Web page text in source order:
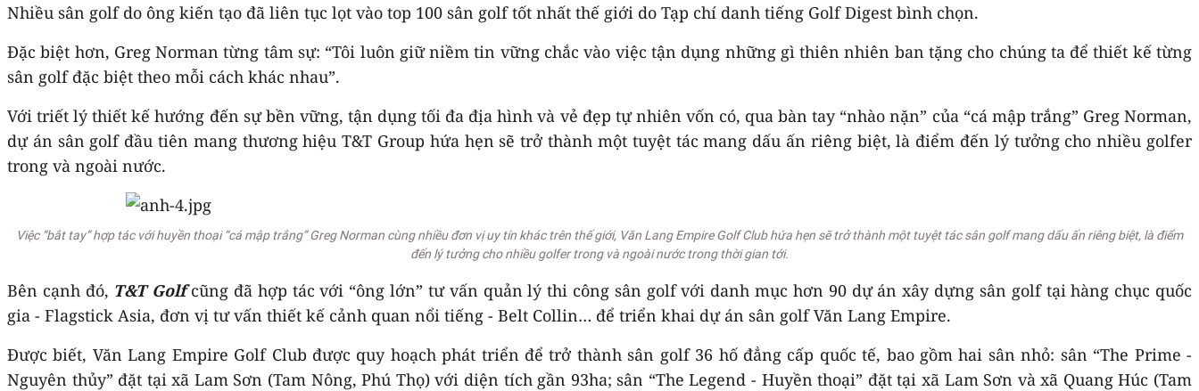
Nhiều sân golf do ông kiến tạo đã liên tục lọt vào top 100 sân golf tốt nhất thế giới do Tạp chí danh tiếng Golf Digest bình chọn.
Đặc biệt hơn, Greg Norman từng tâm sự: “Tôi luôn giữ niềm tin vững chắc vào việc tận dụng những gì thiên nhiên ban tặng cho chúng ta để thiết kế từng
sân golf đặc biệt theo mỗi cách khác nhau”.
Với triết lý thiết kế hướng đến sự bền vững, tận dụng tối đa địa hình và vẻ đẹp tự nhiên vốn có, qua bàn tay “nhào nặn” của “cá mập trắng” Greg Norman,
dự án sân golf đầu tiên mang thương hiệu T&T Group hứa hẹn sẽ trở thành một tuyệt tác mang dấu ấn riêng biệt, là điểm đến lý tưởng cho nhiều golfer
trong và ngoài nước.
Việc “bắt tay” hợp tác với huyền thoại “cá mập trắng” Greg Norman cùng nhiều đơn vị uy tín khác trên thế giới, Văn Lang Empire Golf Club hứa hẹn sẽ trở thành một tuyệt tác sân golf mang dấu ấn riêng biệt, là điểm
đến lý tưởng cho nhiều golfer trong và ngoài nước trong thời gian tới.
Bên cạnh đó, T&T Golfcũng đã hợp tác với “ông lớn” tư vấn quản lý thi công sân golf với danh mục hơn 90 dự án xây dựng sân golf tại hàng chục quốc
gia - Flagstick Asia, đơn vị tư vấn thiết kế cảnh quan nổi tiếng - Belt Collin… để triển khai dự án sân golf Văn Lang Empire.
Được biết, Văn Lang Empire Golf Club được quy hoạch phát triển để trở thành sân golf 36 hố đẳng cấp quốc tế, bao gồm hai sân nhỏ: sân “The Prime -
Nguyên thủy” đặt tại xã Lam Sơn (Tam Nông, Phú Thọ) với diện tích gần 93ha; sân “The Legend - Huyền thoại” đặt tại xã Lam Sơn và xã Quang Húc (Tam